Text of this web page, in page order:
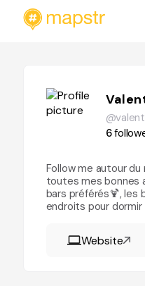
6
Follow me autour
toutes mes bonnes
bars préférés🍹, les
endroits pour dormir
Website